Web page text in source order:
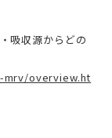
吸収源からどの
overview.ht